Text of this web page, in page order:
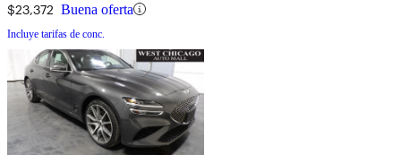
$23,372 Buena oferta
Incluye tarifas de conc.